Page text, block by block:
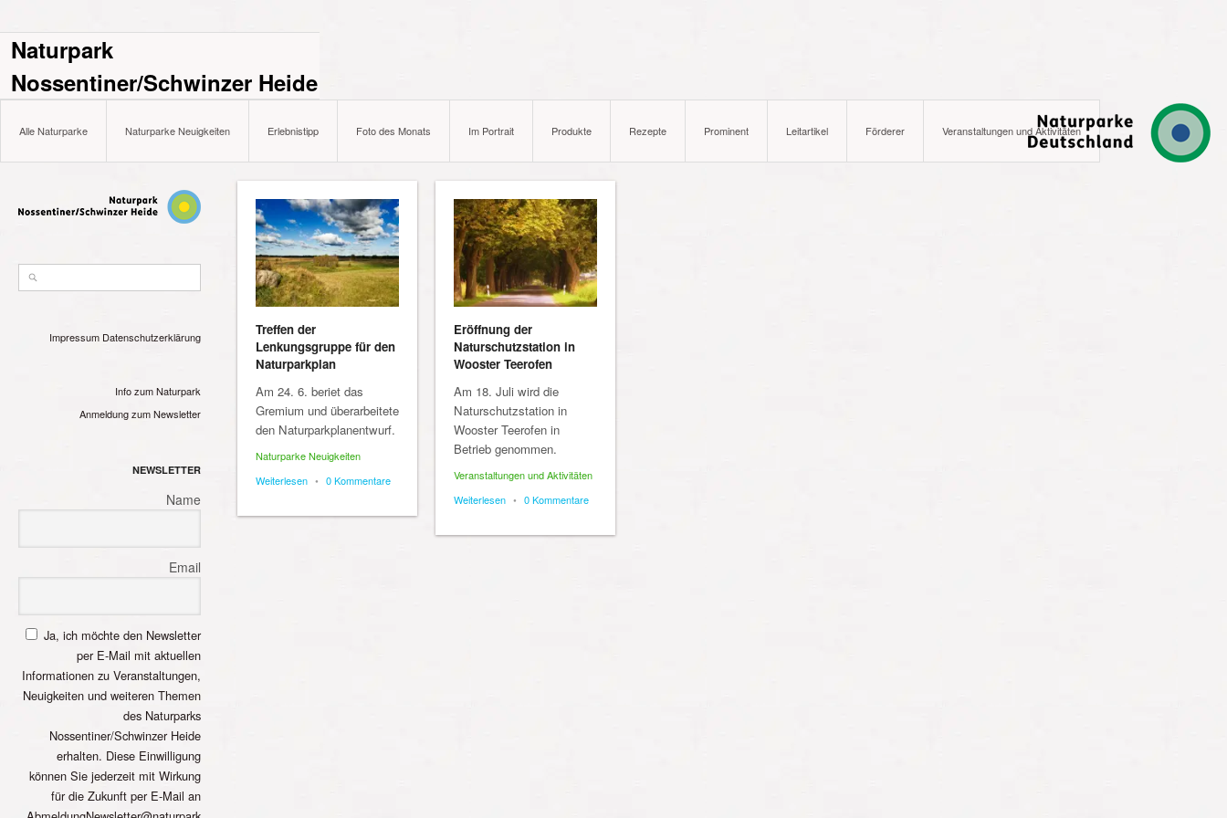
Naturpark
Nossentiner/Schwinzer Heide
Alle Naturparke Naturparke Neuigkeiten Erlebnistipp Foto des Monats Im Portrait Produkte Rezepte Prominent Leitartikel Förderer Veranstaltungen und Aktivitäten
Impressum Datenschutzerklärung
Info zum Naturpark
Anmeldung zum Newsletter
NEWSLETTER
Name
Email
Ja, ich möchte den Newsletter
per E-Mail mit aktuellen
Informationen zu Veranstaltungen,
Neuigkeiten und weiteren Themen
des Naturparks
Nossentiner/Schwinzer Heide
erhalten. Diese Einwilligung
können Sie jederzeit mit Wirkung
für die Zukunft per E-Mail an
Treffen der
Lenkungsgruppe für den
Naturparkplan
Am 24. 6. beriet das
Gremium und überarbeitete
den Naturparkplanentwurf.
Naturparke Neuigkeiten
Weiterlesen • 0 Kommentare
Eröffnung der
Naturschutzstation in
Wooster Teerofen
Am 18. Juli wird die
Naturschutzstation in
Wooster Teerofen in
Betrieb genommen.
Veranstaltungen und Aktivitäten
Weiterlesen • 0 Kommentare